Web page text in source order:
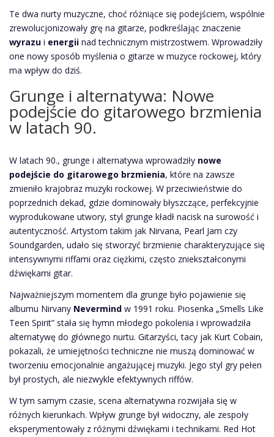
Te dwa nurty muzyczne, choć różniące się podejściem, wspólnie
zrewolucjonizowały grę na gitarze, podkreślając znaczenie
wyrazu i energii nad technicznym mistrzostwem. Wprowadziły
one nowy sposób myślenia o gitarze w muzyce rockowej, który
ma wpływ do dziś.
Grunge i alternatywa: Nowe
podejście do gitarowego brzmienia
w latach 90.
W latach 90., grunge i alternatywa wprowadziły nowe
podejście do gitarowego brzmienia, które na zawsze
zmieniło krajobraz muzyki rockowej. W przeciwieństwie do
poprzednich dekad, gdzie dominowały błyszczące, perfekcyjnie
wyprodukowane utwory, styl grunge kładł nacisk na surowość i
autentyczność. Artystom takim jak Nirvana, Pearl Jam czy
Soundgarden, udało się stworzyć brzmienie charakteryzujące się
intensywnymi riffami oraz ciężkimi, często zniekształconymi
dźwiękami gitar.
Najważniejszym momentem dla grunge było pojawienie się
albumu Nirvany Nevermind w 1991 roku. Piosenka „Smells Like
Teen Spirit” stała się hymn młodego pokolenia i wprowadziła
alternatywę do głównego nurtu. Gitarzyści, tacy jak Kurt Cobain,
pokazali, że umiejętności techniczne nie muszą dominować w
tworzeniu emocjonalnie angażującej muzyki. Jego styl gry pełen
był prostych, ale niezwykle efektywnych riffów.
W tym samym czasie, scena alternatywna rozwijała się w
różnych kierunkach. Wpływ grunge był widoczny, ale zespoły
eksperymentowały z różnymi dźwiękami i technikami. Red Hot